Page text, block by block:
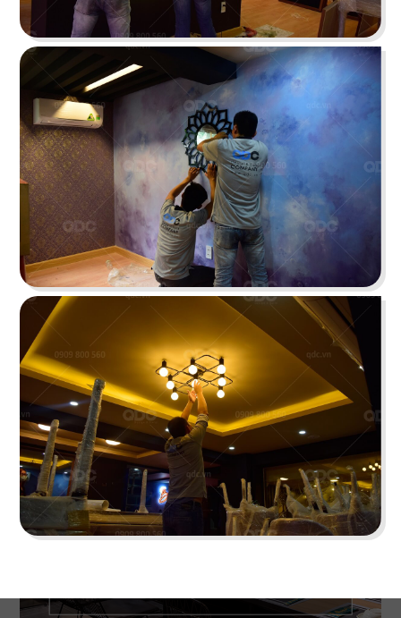
SAKURA CẦN THƠ
Thiết kế nhà hàng mang phong cách Nhật hiện
đại lấy gam màu gỗ trầm ấm làm chủ đạo
Chi tiết
PAT KAO THAI MỸ THO
Nghệ thuật sắp đặt tinh tế cùng 3 sắc màu xanh,
cam, vàng tạo nên không gian đậm chất Thái
Chi tiết